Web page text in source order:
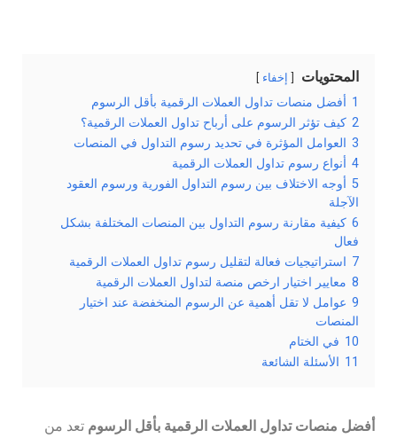
المحتويات إخفاء
1 أفضل منصات تداول العملات الرقمية بأقل الرسوم
2 كيف تؤثر الرسوم على أرباح تداول العملات الرقمية؟
3 العوامل المؤثرة في تحديد رسوم التداول في المنصات
4 أنواع رسوم تداول العملات الرقمية
5 أوجه الاختلاف بين رسوم التداول الفورية ورسوم العقود
الآجلة
6 كيفية مقارنة رسوم التداول بين المنصات المختلفة بشكل
فعال
7 استراتيجيات فعالة لتقليل رسوم تداول العملات الرقمية
8 معايير اختيار ارخص منصة لتداول العملات الرقمية
9 عوامل لا تقل أهمية عن الرسوم المنخفضة عند اختيار
المنصات
10 في الختام
11 الأسئلة الشائعة
أفضل منصات تداول العملات الرقمية بأقل الرسوم تعد من